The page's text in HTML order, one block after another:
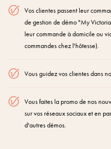
Vos clientes passent leur
de gestion de démo "My
leur commande à domicile ou
commandes chez l'hôtesse).
Vous guidez vos clientes dans
Vous faites la promo de nos
sur vos réseaux sociaux et en
d'autres démos.